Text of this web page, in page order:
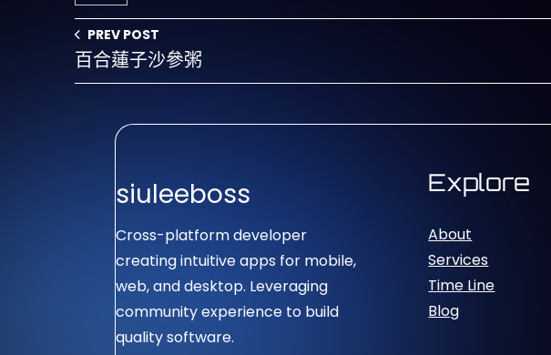
PREV POST
百合蓮子沙參粥
siuleeboss
Cross-platform developer
creating intuitive apps for mobile,
web, and desktop. Leveraging
community experience to build
quality software.
Explore
About
Services
Time Line
Blog